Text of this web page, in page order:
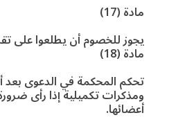
مادة (17)
يجوز للخصوم أن يطلعوا على
مادة (18)
تحكم المحكمة في الدعوى بعد
ومذكرات تكميلية إذا رأى
أعضائها.